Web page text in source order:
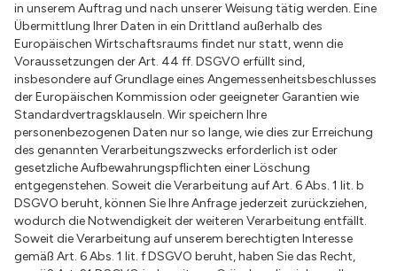
in unserem Auftrag und nach unserer Weisung tätig werden. Eine
Übermittlung Ihrer Daten in ein Drittland außerhalb des
Europäischen Wirtschaftsraums findet nur statt, wenn die
Voraussetzungen der Art. 44 ff. DSGVO erfüllt sind,
insbesondere auf Grundlage eines Angemessenheitsbeschlusses
der Europäischen Kommission oder geeigneter Garantien wie
Standardvertragsklauseln. Wir speichern Ihre
personenbezogenen Daten nur so lange, wie dies zur Erreichung
des genannten Verarbeitungszwecks erforderlich ist oder
gesetzliche Aufbewahrungspflichten einer Löschung
entgegenstehen. Soweit die Verarbeitung auf Art. 6 Abs. 1 lit. b
DSGVO beruht, können Sie Ihre Anfrage jederzeit zurückziehen,
wodurch die Notwendigkeit der weiteren Verarbeitung entfällt.
Soweit die Verarbeitung auf unserem berechtigten Interesse
gemäß Art. 6 Abs. 1 lit. f DSGVO beruht, haben Sie das Recht,